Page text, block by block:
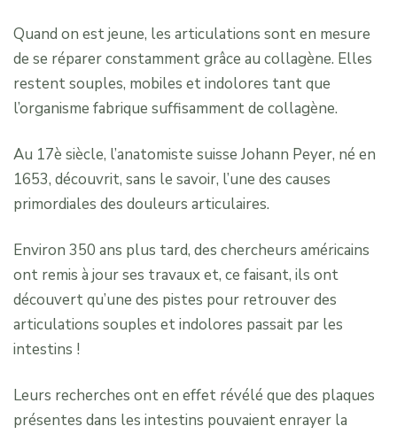
Quand on est jeune, les articulations sont en mesure
de se réparer constamment grâce au collagène. Elles
restent souples, mobiles et indolores tant que
l’organisme fabrique suffisamment de collagène.
Au 17è siècle, l’anatomiste suisse Johann Peyer, né en
1653, découvrit, sans le savoir, l’une des causes
primordiales des douleurs articulaires.
Environ 350 ans plus tard, des chercheurs américains
ont remis à jour ses travaux et, ce faisant, ils ont
découvert qu’une des pistes pour retrouver des
articulations souples et indolores passait par les
intestins !
Leurs recherches ont en effet révélé que des plaques
présentes dans les intestins pouvaient enrayer la